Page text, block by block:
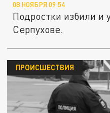
08 НОЯБРЯ 09:54
Подростки избили и
Серпухове.
ПРОИСШЕСТВИЯ